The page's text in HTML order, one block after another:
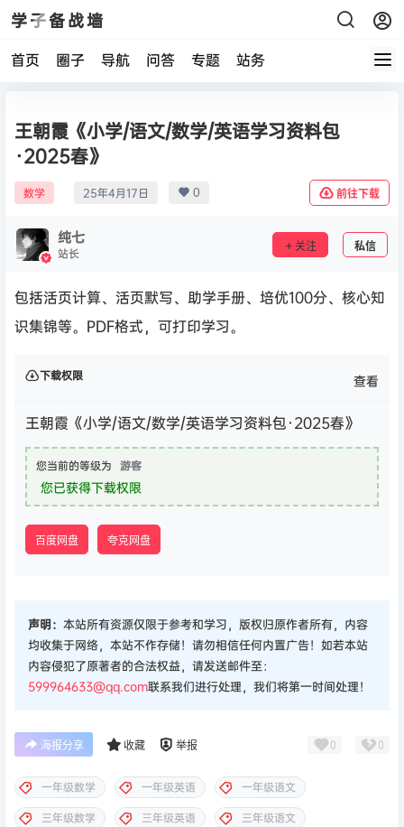
学子备战墙
首页 圈子 导航 问答 专题 站务
王朝霞《小学/语文/数学/英语学习资料包
·2025春》
数学 25年4月17日 0 前往下载
纯七
站长 关注 私信
包括活页计算、活页默写、助学手册、培优100分、核心知
识集锦等。PDF格式，可打印学习。
下载权限 查看
王朝霞《小学/语文/数学/英语学习资料包·2025春》
您当前的等级为 游客
您已获得下载权限
百度网盘 夸克网盘
声明： 本站所有资源仅限于参考和学习，版权归原作者所有，内容
均收集于网络，本站不作存储！请勿相信任何内置广告！如若本站
内容侵犯了原著者的合法权益，请发送邮件至：
599964633@qq.com联系我们进行处理，我们将第一时间处理！
海报分享 收藏 举报 0 0
一年级数学 一年级英语
一年级语文
三年级数学
三年级英语
三年级语文